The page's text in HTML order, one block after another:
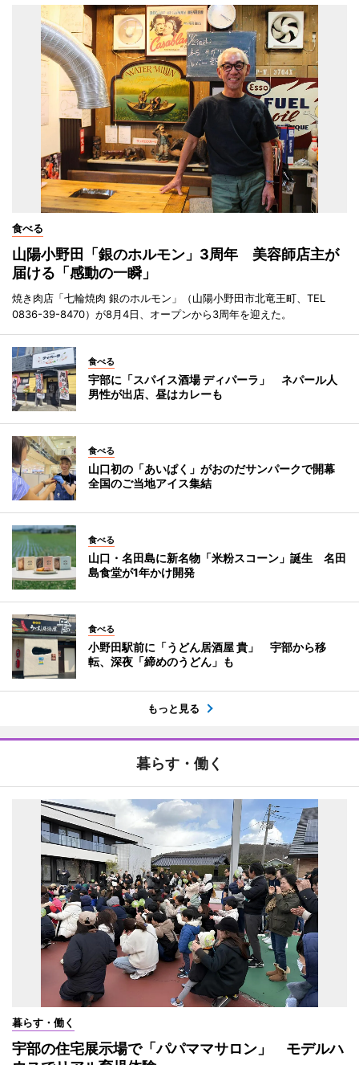
食べる
山陽小野田「銀のホルモン」3周年 美容師店主が
届ける「感動の一瞬」
焼き肉店「七輪焼肉 銀のホルモン」（山陽小野田市北竜王町、TEL
0836-39-8470）が8月4日、オープンから3周年を迎えた。
食べる
宇部に「スパイス酒場 ディパーラ」 ネパール人
男性が出店、昼はカレーも
食べる
山口初の「あいぱく」がおのだサンパークで開幕
全国のご当地アイス集結
食べる
山口・名田島に新名物「米粉スコーン」誕生 名田
島食堂が1年かけ開発
食べる
小野田駅前に「うどん居酒屋 貴」 宇部から移
転、深夜「締めのうどん」も
もっと見る
暮らす・働く
暮らす・働く
宇部の住宅展示場で「パパママサロン」 モデルハ